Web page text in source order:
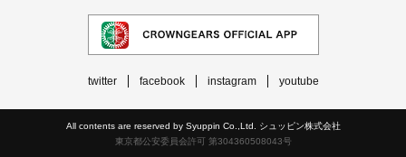
twitter facebook instagram youtube
All contents are reserved by Syuppin Co.,Ltd. シュッピン株式会社
東京都公安委員会許可 第304360508043号